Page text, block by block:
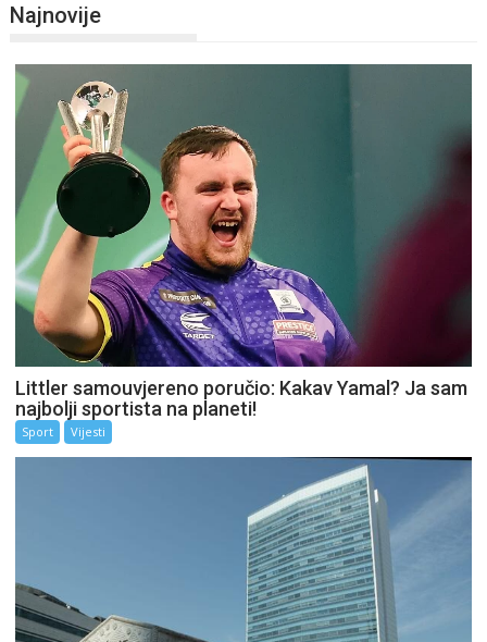
Najnovije
Littler samouvjereno poručio: Kakav Yamal? Ja sam
najbolji sportista na planeti!
Sport Vijesti